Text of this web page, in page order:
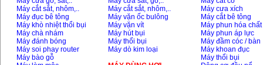
May mai 2 da Hong
ky MB1/2HP (0.5HP)
Price:2250000VND
Máy cắt sắt, nhôm,..
Máy đục bê tông
Máy khò nhiệt thổi bụi
Máy chà nhám
Máy đánh bóng
Máy soi phay router
Máy bào gỗ
Máy cắt sắt, nhôm,..
Máy vặn ốc bulông
Máy vặn vít
Máy hút bụi
Máy thổi bụi
Máy dò kim loại
Máy cưa xích
Máy cắt bê tông
Máy phun hóa chất
Máy phun áp lực
Máy đầm cóc / bàn
Máy khoan đục
Máy thổi bụi